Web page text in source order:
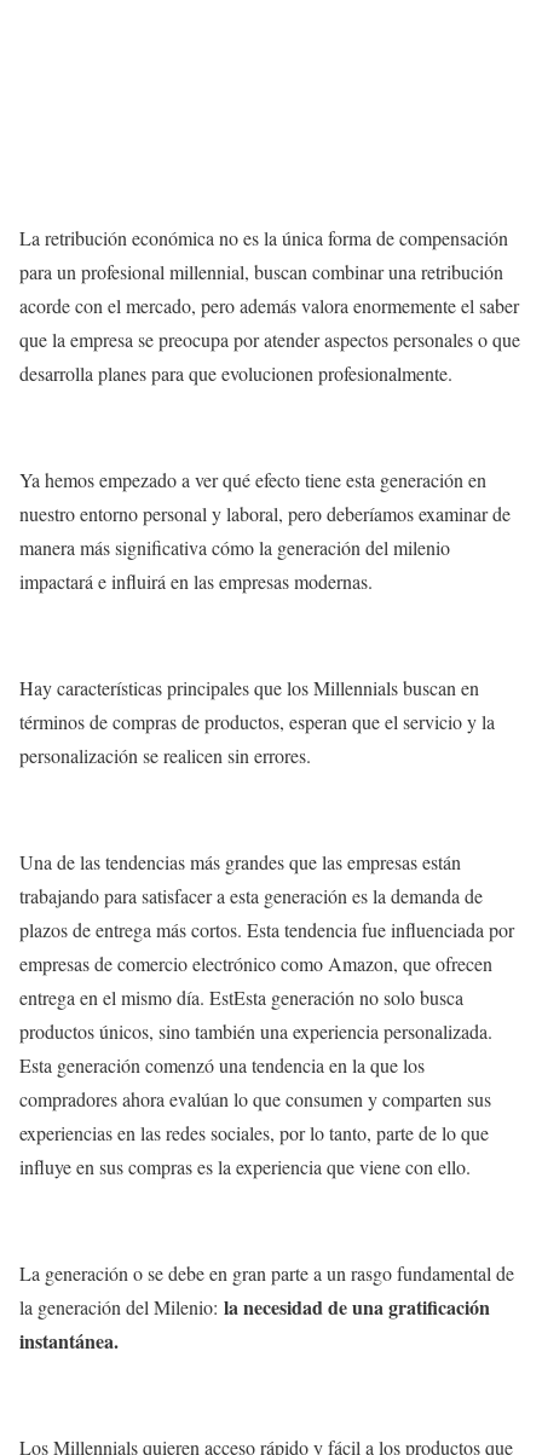
La retribución económica no es la única forma de compensación
para un profesional millennial, buscan combinar una retribución
acorde con el mercado, pero además valora enormemente el saber
que la empresa se preocupa por atender aspectos personales o que
desarrolla planes para que evolucionen profesionalmente.
Ya hemos empezado a ver qué efecto tiene esta generación en
nuestro entorno personal y laboral, pero deberíamos examinar de
manera más significativa cómo la generación del milenio
impactará e influirá en las empresas modernas.
Hay características principales que los Millennials buscan en
términos de compras de productos, esperan que el servicio y la
personalización se realicen sin errores.
Una de las tendencias más grandes que las empresas están
trabajando para satisfacer a esta generación es la demanda de
plazos de entrega más cortos. Esta tendencia fue influenciada por
empresas de comercio electrónico como Amazon, que ofrecen
entrega en el mismo día. EstEsta generación no solo busca
productos únicos, sino también una experiencia personalizada.
Esta generación comenzó una tendencia en la que los
compradores ahora evalúan lo que consumen y comparten sus
experiencias en las redes sociales, por lo tanto, parte de lo que
influye en sus compras es la experiencia que viene con ello.
La generación o se debe en gran parte a un rasgo fundamental de
la generación del Milenio: la necesidad de una gratificación
instantánea.
Los Millennials quieren acceso rápido y fácil a los productos que